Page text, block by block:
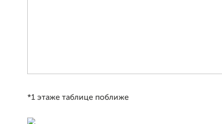
*1 этаже таблице поближе